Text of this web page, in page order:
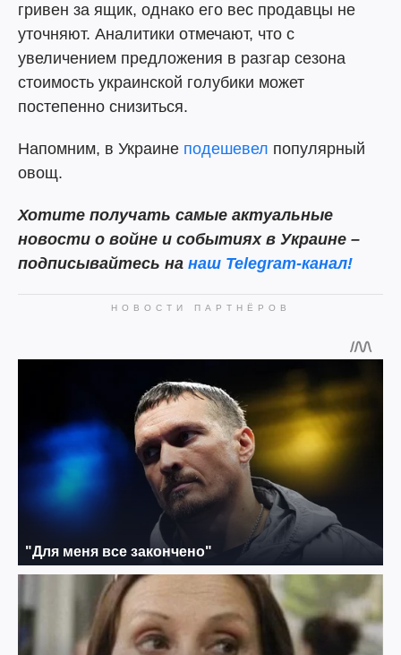
гривен за ящик, однако его вес продавцы не
уточняют. Аналитики отмечают, что с
увеличением предложения в разгар сезона
стоимость украинской голубики может
постепенно снизиться.
Напомним, в Украине подешевел популярный
овощ.
Хотите получать самые актуальные
новости о войне и событиях в Украине –
подписывайтесь на наш Telegram-канал!